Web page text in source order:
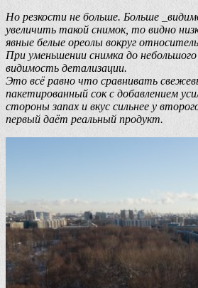
Но резкости не больше. Больше
увеличить такой снимок, то видно
явные белые ореолы вокруг
При уменьшении снимка до
видимость детализации.
Это всё равно что сравнивать
пакетированный сок с добавлением
стороны запах и вкус сильнее у
первый даёт реальный продукт.